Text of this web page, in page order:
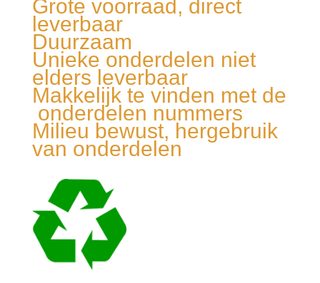
Grote voorraad, direct
leverbaar
Duurzaam
Unieke onderdelen niet
elders leverbaar
Makkelijk te vinden met de
onderdelen nummers
Milieu bewust, hergebruik
van onderdelen